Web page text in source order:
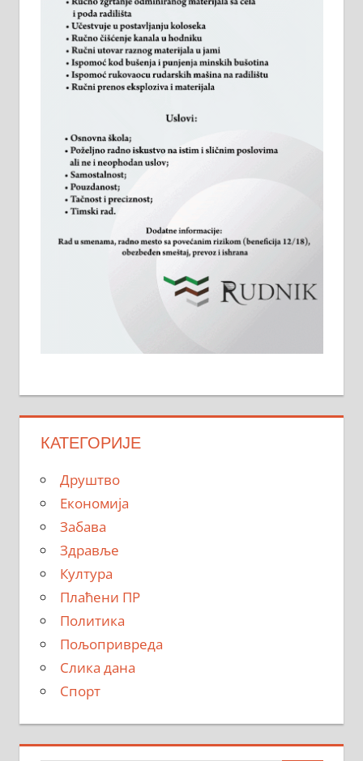
КАТЕГОРИЈЕ
Друштво
Економија
Забава
Здравље
Култура
Плаћени ПР
Политика
Пољопривреда
Слика дана
Спорт